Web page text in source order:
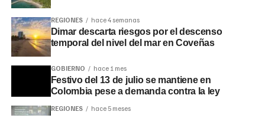
REGIONES hace 4 semanas
Dimar descarta riesgos por el descenso
temporal del nivel del mar en Coveñas
GOBIERNO hace 1 mes
Festivo del 13 de julio se mantiene en
Colombia pese a demanda contra la ley
REGIONES hace 5 meses